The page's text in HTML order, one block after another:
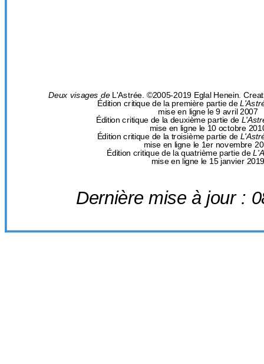
Deux visages deL'Astrée. ©2005-2019 Eglal Henein.
Édition critique de la première partie de
mise en ligne le 9 avril 2007
Édition critique de la deuxième partie de
mise en ligne le 10 octobre
Édition critique de la troisième partie de
mise en ligne le 1er novembre
Édition critique de la quatrième partie de
mise en ligne le 15 janvier
Dernière mise à jour :